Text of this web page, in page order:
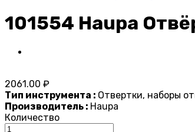
101554 Haupa
2061.00 ₽
Тип инструмента : Отвертки, наборы
Производитель : Haupa
Количество